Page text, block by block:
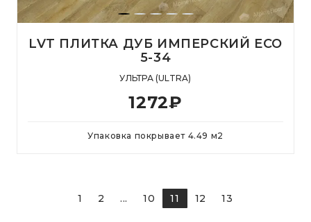
LVT ПЛИТКА ДУБ ИМПЕРСКИЙ ЕСО
5-34
УЛЬТРА (ULTRA)
1272₽
Упаковка покрывает 4.49 м2
1 2 ... 10 11 12 13